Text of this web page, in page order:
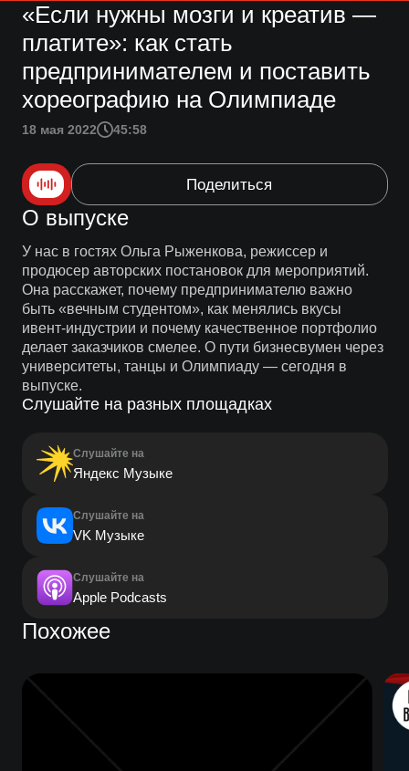
«Если нужны мозги и креатив —
платите»: как стать
предпринимателем и поставить
хореографию на Олимпиаде
18 мая 2022 45:58
Поделиться
О выпуске
У нас в гостях Ольга Рыженкова, режиссер и
продюсер авторских постановок для мероприятий.
Она расскажет, почему предпринимателю важно
быть «вечным студентом», как менялись вкусы
ивент-индустрии и почему качественное портфолио
делает заказчиков смелее. О пути бизнесвумен через
университеты, танцы и Олимпиаду — сегодня в
выпуске.
Слушайте на разных площадках
Слушайте на
Яндекс Музыке
Слушайте на
VK Музыке
Слушайте на
Apple Podcasts
Похожее